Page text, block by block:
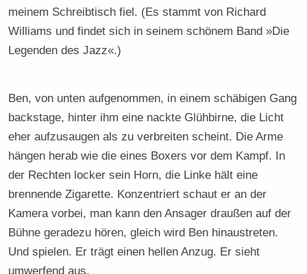
meinem Schreibtisch fiel. (Es stammt von Richard
Williams und findet sich in seinem schönem Band »Die
Legenden des Jazz«.)
Ben, von unten aufgenommen, in einem schäbigen Gang
backstage, hinter ihm eine nackte Glühbirne, die Licht
eher aufzusaugen als zu verbreiten scheint. Die Arme
hängen herab wie die eines Boxers vor dem Kampf. In
der Rechten locker sein Horn, die Linke hält eine
brennende Zigarette. Konzentriert schaut er an der
Kamera vorbei, man kann den Ansager draußen auf der
Bühne geradezu hören, gleich wird Ben hinaustreten.
Und spielen. Er trägt einen hellen Anzug. Er sieht
umwerfend aus.